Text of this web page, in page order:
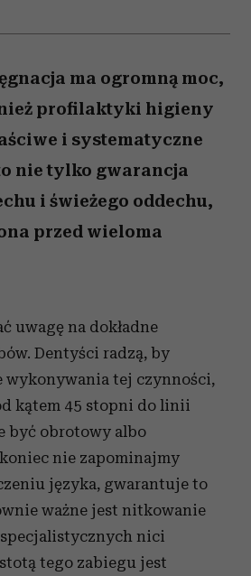
ma ogromną moc,
profilaktyki higieny
i systematyczne
nie tylko gwarancja
i świeżego oddechu,
przed wieloma
uwagę na dokładne
Dentyści radzą, by
wykonywania tej czynności,
kątem 45 stopni do linii
być obrotowy albo
nie zapominajmy
języka, gwarantuje to
ważne jest nitkowanie
specjalistycznych nici
tego zabiegu jest